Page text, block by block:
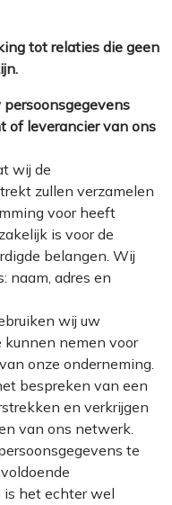
tot relaties die geen
of leverancier van ons
wij de
zullen verzamelen
voor heeft
is voor de
belangen. Wij
naam, adres en
wij uw
kunnen nemen voor
onze onderneming.
bespreken van een
en verkrijgen
van ons netwerk.
te
is het echter wel